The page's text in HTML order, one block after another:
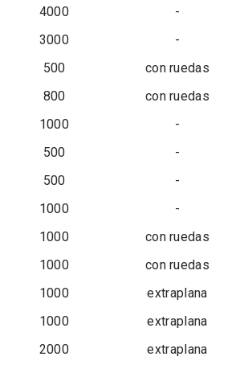
4000 -
3000 -
500 con ruedas
800 con ruedas
1000 -
500 -
500 -
1000 -
1000 con ruedas
1000 con ruedas
1000 extraplana
1000 extraplana
2000 extraplana